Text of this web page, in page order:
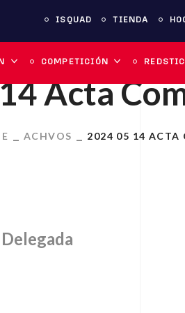
ISQUAD TIENDA
COMPETICIÓN
Acta
ACHVOS 2024 05 14 ACTA